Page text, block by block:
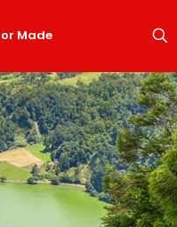
Made